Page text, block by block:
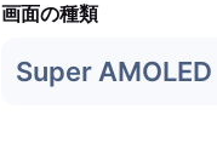
画面の種類
Super AMOLED